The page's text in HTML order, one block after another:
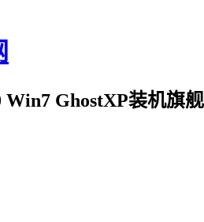
Win7 GhostXP装机旗